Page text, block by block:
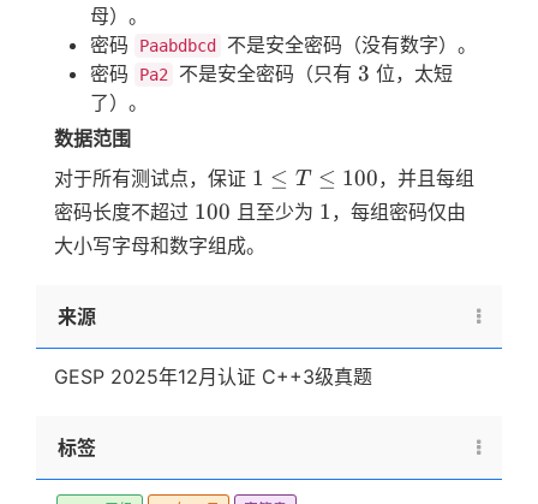
母）。
密码
Paabdbcd
不是安全密码（没有数字）。
密码
Pa2 不是安全密码（只有 3
3 位，太短
了）。
数据范围
对于所有测试点，保证 1
\leq
T
\leq
1 ≤ T ≤ 100，并且每组
密码长度不超过 100
100 且至少为 1
1 ，每组密码仅由
大小写字母和数字组成。
来源
GESP 2025年12月认证 C++3级真题
标签